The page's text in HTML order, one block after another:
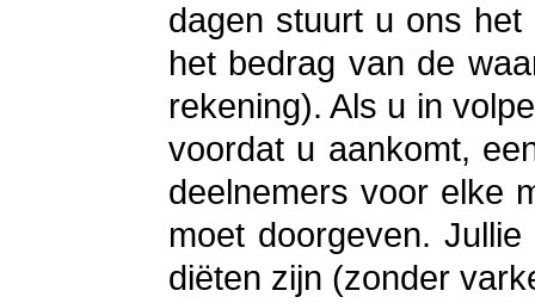
dagen stuurt u ons
het bedrag van de
rekening). Als u in
voordat u aankomt,
deelnemers voor elke
moet doorgeven.
diëten zijn (zonder